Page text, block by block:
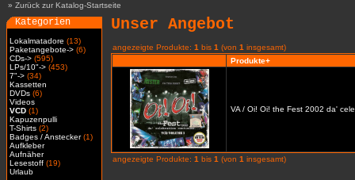
» Zurück zur Katalog-Startseite
Kategorien
Lokalmatadore (13)
Paketangebote-> (6)
CDs-> (595)
LPs/10"-> (453)
7"-> (34)
Kassetten
DVDs (6)
Videos
VCD (1)
Kapuzenpulli
T-Shirts (2)
Badges / Anstecker(1)
Aufkleber
Aufnäher
Lesestoff (19)
Urlaub
Unser Angebot
angezeigte Produkte: 1 bis 1 (von 1 insgesamt)
Produkte+
VA / Oi! Oi! the Fest 2002 da'
angezeigte Produkte: 1 bis 1 (von 1 insgesamt)